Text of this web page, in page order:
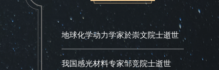
地球化学动力学家於崇文院士逝世
我国感光材料专家邹竞院士逝世